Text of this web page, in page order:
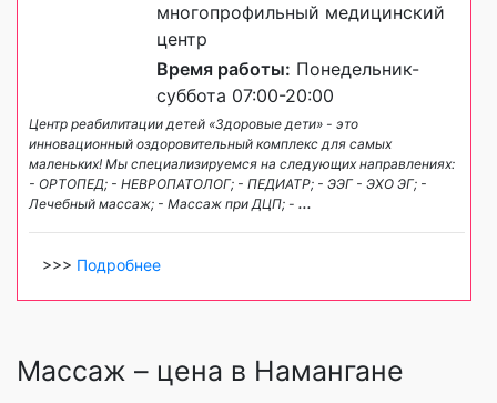
многопрофильный медицинский
центр
Время работы: Понедельник-
суббота 07:00-20:00
Центр реабилитации детей «Здоровые дети» - это
инновационный оздоровительный комплекс для самых
маленьких! Мы специализируемся на следующих направлениях:
- ОРТОПЕД; - НЕВРОПАТОЛОГ; - ПЕДИАТР; - ЭЭГ - ЭХО ЭГ; -
Лечебный массаж; - Массаж при ДЦП; - ...
>>> Подробнее
Массаж – цена в Намангане